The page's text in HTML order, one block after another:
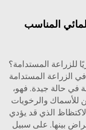
المناسب
للزراعة المستدامة؟
الزراعة المستدامة
في حالة جيدة. فهو،
للأسماك والرخويات
الذي قد يؤدي
بينها. على سبيل